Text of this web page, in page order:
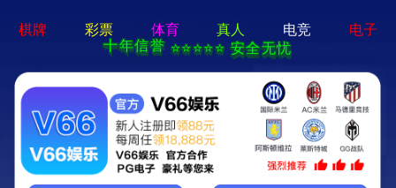
永乐电器官方网站-手机App下载
永乐电器官方网站